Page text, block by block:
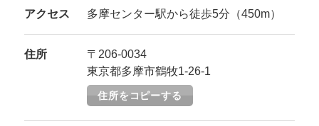
アクセス 多摩センター駅から徒歩5分（450m）
住所
〒206-0034
東京都多摩市鶴牧1-26-1
住所をコピーする